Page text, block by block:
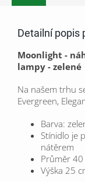
Detailní popis
Moonlight -
lampy - zelené
Na našem trhu
Evergreen,
Barva:
Stínidlo je
nátěrem
Průměr 40
Výška 25